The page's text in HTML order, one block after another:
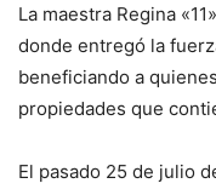
La maestra Regina
donde entregó la
beneficiando a
propiedades que
El pasado 25 de julio